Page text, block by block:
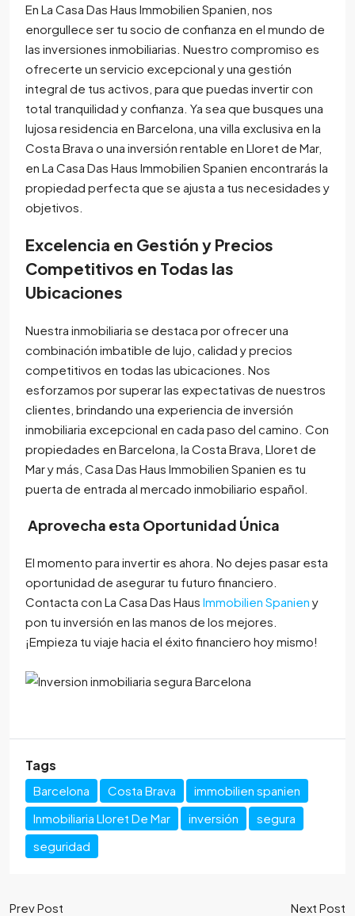
En La Casa Das Haus Immobilien Spanien, nos
enorgullece ser tu socio de confianza en el mundo de
las inversiones inmobiliarias. Nuestro compromiso es
ofrecerte un servicio excepcional y una gestión
integral de tus activos, para que puedas invertir con
total tranquilidad y confianza. Ya sea que busques una
lujosa residencia en Barcelona, una villa exclusiva en la
Costa Brava o una inversión rentable en Lloret de Mar,
en La Casa Das Haus Immobilien Spanien encontrarás la
propiedad perfecta que se ajusta a tus necesidades y
objetivos.
Excelencia en Gestión y Precios
Competitivos en Todas las
Ubicaciones
Nuestra inmobiliaria se destaca por ofrecer una
combinación imbatible de lujo, calidad y precios
competitivos en todas las ubicaciones. Nos
esforzamos por superar las expectativas de nuestros
clientes, brindando una experiencia de inversión
inmobiliaria excepcional en cada paso del camino. Con
propiedades en Barcelona, la Costa Brava, Lloret de
Mar y más, Casa Das Haus Immobilien Spanien es tu
puerta de entrada al mercado inmobiliario español.
Aprovecha esta Oportunidad Única
El momento para invertir es ahora. No dejes pasar esta
oportunidad de asegurar tu futuro financiero.
Contacta con La Casa Das Haus Immobilien Spanien y
pon tu inversión en las manos de los mejores.
¡Empieza tu viaje hacia el éxito financiero hoy mismo!
Tags
Barcelona Costa Brava
immobilien spanien
Inmobiliaria Lloret De Mar
inversión
segura
seguridad
Prev Post
Next Post